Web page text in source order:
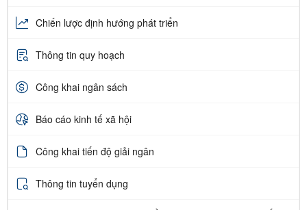
Chiến lược định hướng phát triển
Thông tin quy hoạch
Công khai ngân sách
Báo cáo kinh tế xã hội
Công khai tiến độ giải ngân
Thông tin tuyển dụng